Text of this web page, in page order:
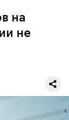
на
не